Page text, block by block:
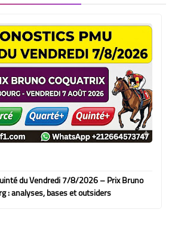
du Vendredi 7/8/2026 – Prix Bruno
: analyses, bases et outsiders